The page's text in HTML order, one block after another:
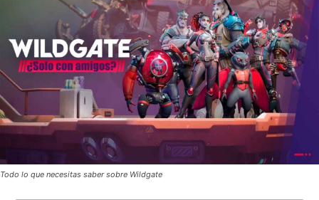
Todo lo que necesitas saber sobre Wildgate